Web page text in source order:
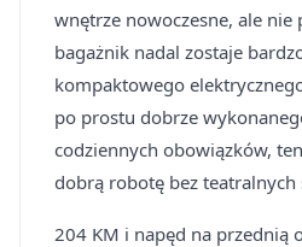
wnętrze nowoczesne, ale
bagażnik nadal zostaje
kompaktowego
po prostu dobrze
codziennych obowiązków,
dobrą robotę bez teatralnych
204 KM i napęd na przednią